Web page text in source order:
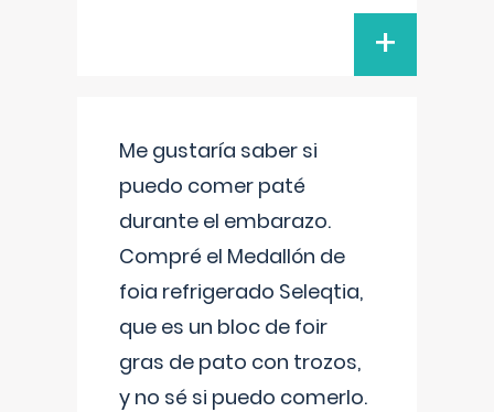
+
Me gustaría saber si
puedo comer paté
durante el embarazo.
Compré el Medallón de
foia refrigerado Seleqtia,
que es un bloc de foir
gras de pato con trozos,
y no sé si puedo comerlo.